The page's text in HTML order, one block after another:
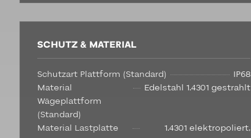
SCHUTZ & MATERIAL
Schutzart Plattform (Standard)
IP68
Material
Wägeplattform
(Standard)
Edelstahl 1.4301 gestrahlt
Material Lastplatte
1.4301 elektropoliert,